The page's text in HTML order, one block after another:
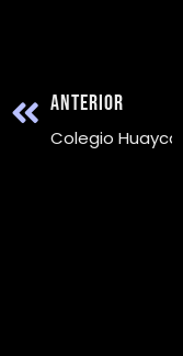
ANTERIOR
Colegio Huaycan